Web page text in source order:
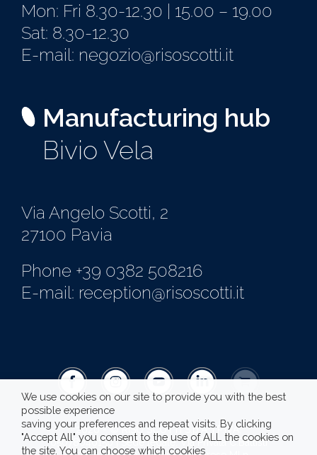
Mon: Fri 8.30-12.30 | 15.00 – 19.00
Sat: 8.30-12.30
E-mail: negozio@risoscotti.it
Manufacturing hub
Bivio Vela
Via Angelo Scotti, 2
27100 Pavia
Phone +39 0382 508216
E-mail: reception@risoscotti.it
2020 - © RISO SCOTTI S.p.A. | P.IVA:
05078040150 | Sede legale: Via Privata C.Battisti
We use cookies on our site to provide you with the best
possible experience
saving your preferences and repeat visits. By clicking
"Accept All" you consent to the use of ALL the cookies on
the site. You can choose which cookies